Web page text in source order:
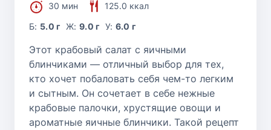
30 мин
125.0 ккал
Б: 5.0 г Ж: 9.0 г У: 6.0 г
Этот крабовый салат с яичными
блинчиками — отличный выбор для тех,
кто хочет побаловать себя чем-то легким
и сытным. Он сочетает в себе нежные
крабовые палочки, хрустящие овощи и
ароматные яичные блинчики. Такой рецепт